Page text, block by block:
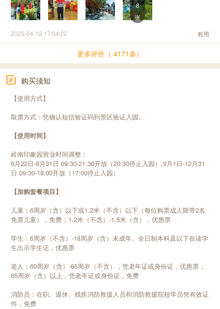
8
张
2025-04-12 17:04:22
有用
更多评价（ 4171条）
购买须知
【使用方式】
取票方式：凭确认短信验证码到景区验证入园。
【使用时间】
岭南印象园营业时间调整：
6月22日-8月31日 09:30-21:30开放（20:30停止入园）;9月1日-12月31
日 09:30-18:00开放（17:00停止入园）
【加购套餐项目】
儿童：6周岁（含）以下或1.2米（不含）以下（每位购票成人限带2名
免票儿童），免费；1.2米（不含）-1.5米（含），优惠票
学生：6周岁（不含）-18周岁（含）未成年、全日制本科及以下在读学
生出示学生证，优惠票
老人：60周岁（含）-65周岁（不含），凭老年证或身份证，优惠票；
65周岁（含）以上，凭老年证或身份证，免费
消防员：在职、退休、残疾消防救援人员和消防救援院校学员凭有效证
件，免费